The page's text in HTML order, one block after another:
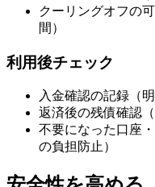
クーリングオフの
間）
利用後チェック
入金確認の記録（
返済後の残債確認（
不要になった口座
の負担防止）